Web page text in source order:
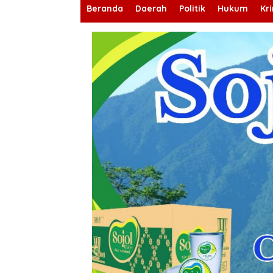
Beranda Daerah Politik Hukum